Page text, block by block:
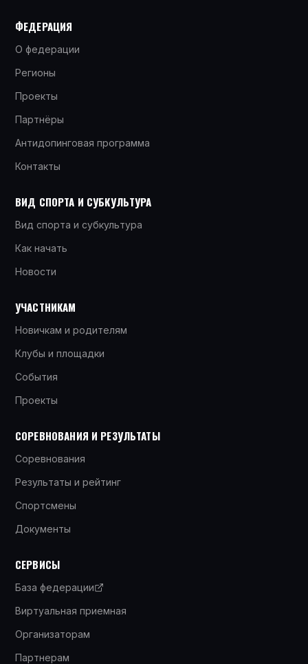
ФЕДЕРАЦИЯ
О федерации
Регионы
Проекты
Партнёры
Антидопинговая программа
Контакты
ВИД СПОРТА И СУБКУЛЬТУРА
Вид спорта и субкультура
Как начать
Новости
УЧАСТНИКАМ
Новичкам и родителям
Клубы и площадки
События
Проекты
СОРЕВНОВАНИЯ И РЕЗУЛЬТАТЫ
Соревнования
Результаты и рейтинг
Спортсмены
Документы
СЕРВИСЫ
База федерации
Виртуальная приемная
Организаторам
Партнерам